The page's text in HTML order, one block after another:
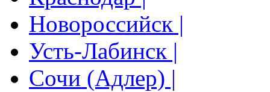
Новороссийск |
Усть-Лабинск |
Сочи (Адлер) |